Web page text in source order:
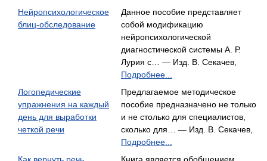
Нейропсихологическое
блиц-обследование
Данное пособие представляет
собой модификацию
нейропсихологической
диагностической системы А. Р.
Лурия с… — Изд. В. Секачев,
Подробнее...
Логопедические
упражнения на каждый
день для выработки
четкой речи
Предлагаемое методическое
пособие предназначено не только
и не столько для специалистов,
сколько для… — Изд. В. Секачев,
Подробнее...